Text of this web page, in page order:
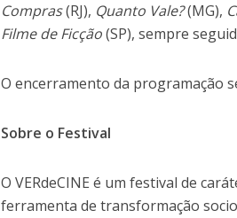
Compras(RJ), Quanto Vale?(MG),
Filme de Ficção(SP), sempre
O encerramento da programação
Sobre o Festival
O VERdeCINE é um festival de
ferramenta de transformação